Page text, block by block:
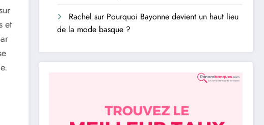
et
Rachel sur Pourquoi Bayonne devient un haut lieu
de la mode basque ?